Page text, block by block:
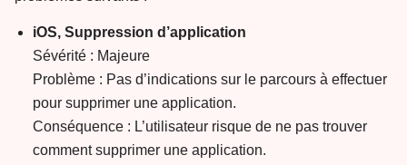
iOS, Suppression d’application
Sévérité : Majeure
Problème : Pas d’indications sur le parcours à effectuer
pour supprimer une application.
Conséquence : L’utilisateur risque de ne pas trouver
comment supprimer une application.